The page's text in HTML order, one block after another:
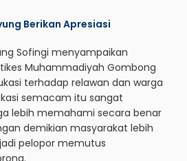
Berikan Apresiasi
Sofingi menyampaikan
Muhammadiyah Gombong
terhadap relawan dan warga
semacam itu sangat
lebih memahami secara benar
demikian masyarakat lebih
pelopor memutus